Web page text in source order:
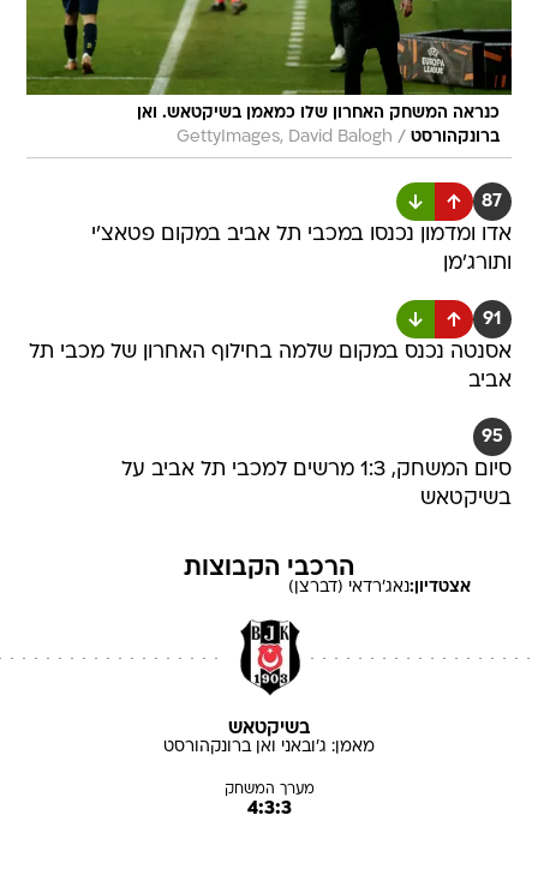
כנראה המשחק האחרון שלו כמאמן בשיקטאש. ואן
ברונקהורסט /
GettyImages, David Balogh
87
אדו ומדמון נכנסו במכבי תל אביב במקום פטאצ'י
ותורג'מן
91
אסנטה נכנס במקום שלמה בחילוף האחרון של מכבי תל
אביב
95
סיום המשחק, 1:3 מרשים למכבי תל אביב על
בשיקטאש
הרכבי הקבוצות
אצטדיון:נאג'רדאי (דברצן)
בשיקטאש
מאמן: ג'ובאני ואן ברונקהורסט
מערך המשחק
4:3:3